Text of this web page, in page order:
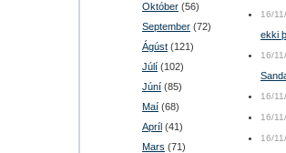
Október (56)
September (72)
Ágúst (121)
Júlí (102)
Júní (85)
Maí (68)
Apríl (41)
Mars (71)
16/
ekki
16/
16/
16/
16/